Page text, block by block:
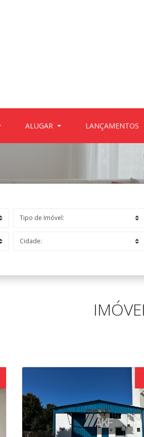
ALUGAR LANÇAMENTOS